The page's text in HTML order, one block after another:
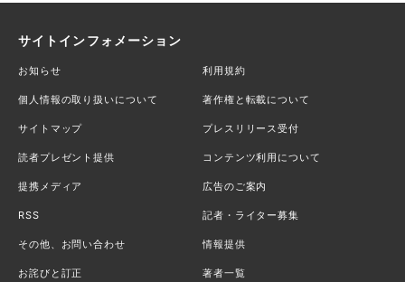
サイトインフォメーション
お知らせ 利用規約
個人情報の取り扱いについて 著作権と転載について
サイトマップ プレスリリース受付
読者プレゼント提供 コンテンツ利用について
提携メディア 広告のご案内
RSS 記者・ライター募集
その他、お問い合わせ 情報提供
お詫びと訂正 著者一覧